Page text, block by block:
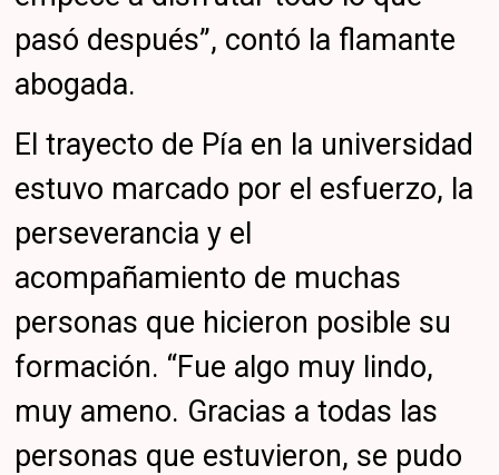
pasó después”, contó la flamante
abogada.
El trayecto de Pía en la universidad
estuvo marcado por el esfuerzo, la
perseverancia y el
acompañamiento de muchas
personas que hicieron posible su
formación. “Fue algo muy lindo,
muy ameno. Gracias a todas las
personas que estuvieron, se pudo